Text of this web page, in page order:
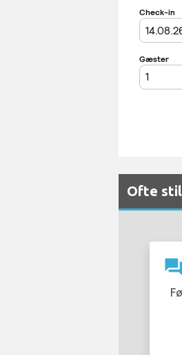
Ofte
question_answer